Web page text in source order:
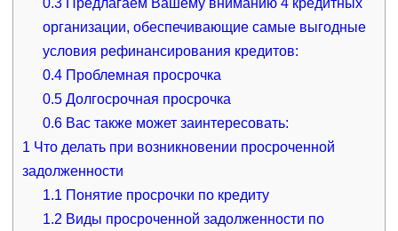
организации, обеспечивающие самые выгодные
условия рефинансирования кредитов:
0.4 Проблемная просрочка
0.5 Долгосрочная просрочка
0.6 Вас также может заинтересовать:
1 Что делать при возникновении просроченной
задолженности
1.1 Понятие просрочки по кредиту
1.2 Виды просроченной задолженности по